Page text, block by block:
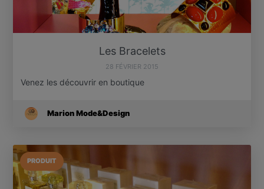
Les Bracelets
28 FÉVRIER 2015
Venez les découvrir en boutique
Marion Mode&Design
PRODUIT